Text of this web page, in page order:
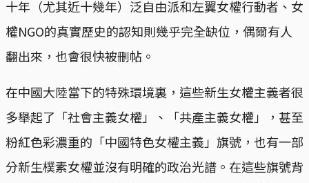
十年（尤其近十幾年）泛自由派和左翼女權行動者、女
權NGO的真實歷史的認知則幾乎完全缺位，偶爾有人
翻出來，也會很快被刪帖。
在中國大陸當下的特殊環境裏，這些新生女權主義者很
多舉起了「社會主義女權」、「共產主義女權」，甚至
粉紅色彩濃重的「中國特色女權主義」旗號，也有一部
分新生樸素女權並沒有明確的政治光譜。在這些旗號背